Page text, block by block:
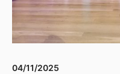
04/11/2025